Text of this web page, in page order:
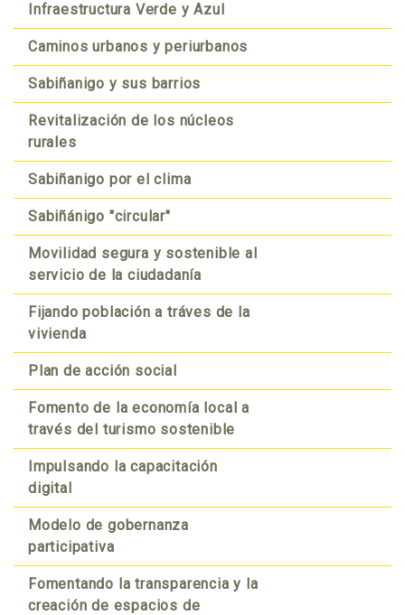
Ideas de proyectos
¿Quieres aportar?
Infraestructura Verde y Azul
Caminos urbanos y periurbanos
Sabiñanigo y sus barrios
Revitalización de los núcleos
rurales
Sabiñanigo por el clima
Sabiñánigo "circular"
Movilidad segura y sostenible al
servicio de la ciudadanía
Fijando población a tráves de la
vivienda
Plan de acción social
Fomento de la economía local a
través del turismo sostenible
Impulsando la capacitación
digital
Modelo de gobernanza
participativa
Fomentando la transparencia y la
creación de espacios de